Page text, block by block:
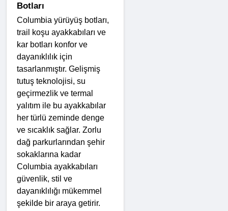
Botları
Columbia yürüyüş botları,
trail koşu ayakkabıları ve
kar botları konfor ve
dayanıklılık için
tasarlanmıştır. Gelişmiş
tutuş teknolojisi, su
geçirmezlik ve termal
yalıtım ile bu ayakkabılar
her türlü zeminde denge
ve sıcaklık sağlar. Zorlu
dağ parkurlarından şehir
sokaklarına kadar
Columbia ayakkabıları
güvenlik, stil ve
dayanıklılığı mükemmel
şekilde bir araya getirir.